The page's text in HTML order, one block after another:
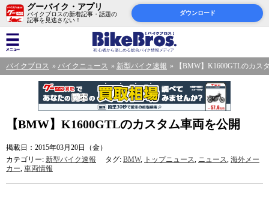
グーバイク・アプリ
バイクブロスの新着記事・話題の
記事を見逃さない！
ダウンロード
バイクブロス バイクニュース 新型バイク速報 【BMW】K1600GTLのカス
【BMW】K1600GTLのカスタム車両を公開
掲載日：2015年03月20日（金）
カテゴリー: 新型バイク速報 タグ: BMW, トップニュース, ニュース, 海外メー
カー, 車両情報